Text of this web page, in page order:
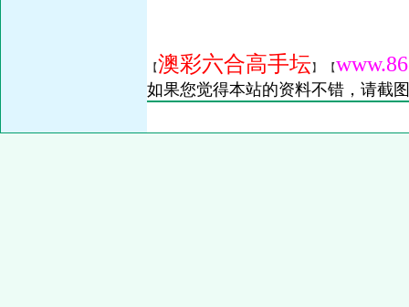
【澳彩六合高手坛】 【
如果您觉得本站的资料不错，请截